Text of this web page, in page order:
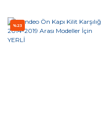
%23